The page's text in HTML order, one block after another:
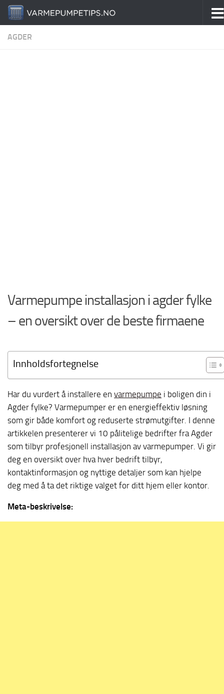
Skip to content
AGDER
Varmepumpe installasjon i agder fylke
– en oversikt over de beste firmaene
Innholdsfortegnelse
Har du vurdert å installere en varmepumpe i boligen din i
Agder fylke? Varmepumper er en energieffektiv løsning
som gir både komfort og reduserte strømutgifter. I denne
artikkelen presenterer vi 10 pålitelige bedrifter fra Agder
som tilbyr profesjonell installasjon av varmepumper. Vi gir
deg en oversikt over hva hver bedrift tilbyr,
kontaktinformasjon og nyttige detaljer som kan hjelpe
deg med å ta det riktige valget for ditt hjem eller kontor.
Meta-beskrivelse: